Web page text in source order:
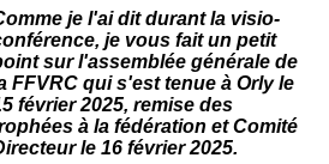
je l'ai dit durant la visio-
je vous fait un petit
sur l'assemblée générale de
FFVRC qui s'est tenue à Orly le
février 2025, remise des
à la fédération et Comité
le 16 février 2025.